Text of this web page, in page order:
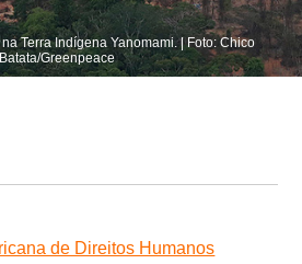
Terra Indígena Yanomami. | Foto: Chico
Batata/Greenpeace
de Direitos Humanos